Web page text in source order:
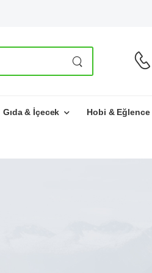
Gıda & İçecek Hobi & Eğlence